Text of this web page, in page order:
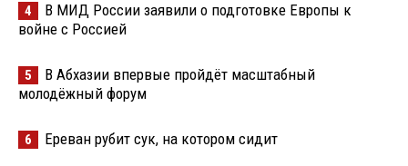
4
В МИД России заявили о подготовке Европы к
войне с Россией
5
В Абхазии впервые пройдёт масштабный
молодёжный форум
6 Ереван рубит сук, на котором сидит